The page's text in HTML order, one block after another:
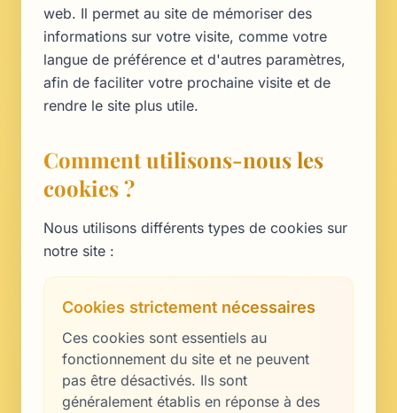
web. Il permet au site de mémoriser des
informations sur votre visite, comme votre
langue de préférence et d'autres paramètres,
afin de faciliter votre prochaine visite et de
rendre le site plus utile.
Comment utilisons-nous les
cookies ?
Nous utilisons différents types de cookies sur
notre site :
Cookies strictement nécessaires
Ces cookies sont essentiels au
fonctionnement du site et ne peuvent
pas être désactivés. Ils sont
généralement établis en réponse à des